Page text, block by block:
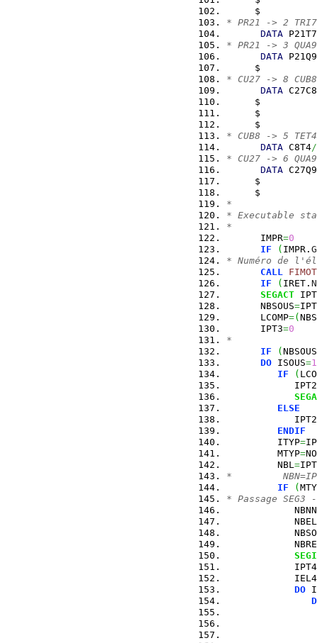
* PR21 -> 2
DATA P21T7
* PR21 -> 3
DATA P21Q9
* CU27 -> 8 CUB8
DATA C27C8
* CUB8 -> 5 TET4
DATA C8T4/
* CU27 -> 6
DATA C27Q9
*
* Executable
*
      IMPR
=0
IF
( IMPR.
* Numéro de
CALL
IF
( IRET.
SEGACT
      NBSOUS
=
      LCOMP
=(
      IPT3
=0
*
IF
(
DO ISOUS=1
IF
(
            IPT2
ELSE
            IPT2
ENDIF
         ITYP
=
         MTYP
=
         NBL
=
*
IF
(
* Passage SEG3
            NBNN
            IEL4
DO